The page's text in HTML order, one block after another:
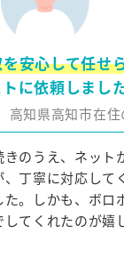
安心して任せ
に依頼しました
高知県高知市在
のうえ、ネット
丁寧に対応して
。しかも、ボロ
てくれたのが嬉